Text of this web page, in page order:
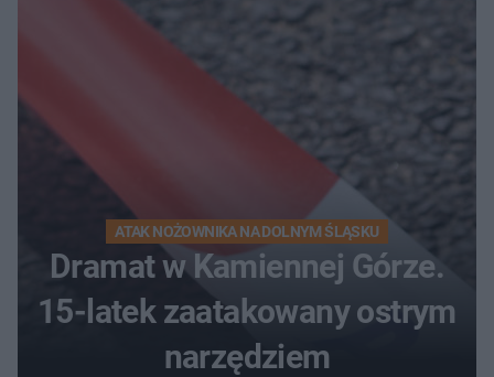
ATAK NOŻOWNIKA NA DOLNYM ŚLĄSKU
Dramat w Kamiennej Górze.
15-latek zaatakowany ostrym
narzędziem